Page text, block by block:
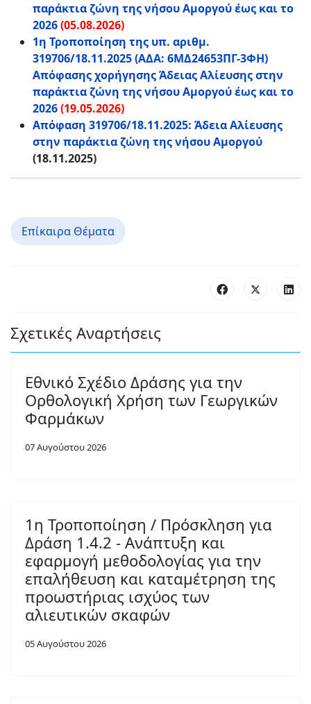
παράκτια ζώνη της νήσου Αμοργού έως και το
2026(05.08.2026)
1η Τροποποίηση της υπ. αριθμ.
319706/18.11.2025 (ΑΔΑ: 6ΜΔ24653ΠΓ-3ΦΗ)
Απόφασης χορήγησης Άδειας Αλίευσης στην
παράκτια ζώνη της νήσου Αμοργού έως και το
2026(19.05.2026)
Απόφαση 319706/18.11.2025: Άδεια Αλίευσης
στην παράκτια ζώνη της νήσου Αμοργού
(18.11.2025)
Επίκαιρα Θέματα
Σχετικές Αναρτήσεις
Εθνικό Σχέδιο Δράσης για την
Ορθολογική Χρήση των Γεωργικών
Φαρμάκων
07 Αυγούστου 2026
1η Τροποποίηση / Πρόσκληση για
Δράση 1.4.2 - Ανάπτυξη και
εφαρμογή μεθοδολογίας για την
επαλήθευση και καταμέτρηση της
προωστήριας ισχύος των
αλιευτικών σκαφών
05 Αυγούστου 2026